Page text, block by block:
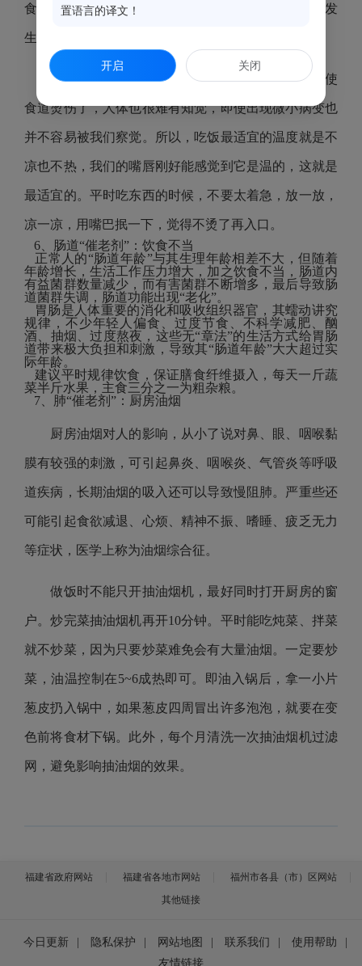
食管黏膜并使之出现炎症、坏死，长期下去就有可能发
生癌变。
食道、胃等消化器官的人体“感受度”比较差，即使
食道烫伤了，人体也很难有知觉，即使出现微小病变也
并不容易被我们察觉。所以，吃饭最适宜的温度就是不
凉也不热，我们的嘴唇刚好能感觉到它是温的，这就是
最适宜的。平时吃东西的时候，不要太着急，放一放，
凉一凉，用嘴巴抿一下，觉得不烫了再入口。
6、肠道“催老剂”：饮食不当
正常人的“肠道年龄”与其生理年龄相差不大，但随着
年龄增长，生活工作压力增大，加之饮食不当，肠道内
有益菌群数量减少，而有害菌群不断增多，最后导致肠
道菌群失调，肠道功能出现“老化”。
胃肠是人体重要的消化和吸收组织器官，其蠕动讲究
规律，不少年轻人偏食、过度节食、不科学减肥、酗
酒、抽烟、过度熬夜，这些无“章法”的生活方式给胃肠
道带来极大负担和刺激，导致其“肠道年龄”大大超过实
际年龄。
建议平时规律饮食，保证膳食纤维摄入，每天一斤蔬
菜半斤水果，主食三分之一为粗杂粮。
7、肺“催老剂”：厨房油烟
厨房油烟对人的影响，从小了说对鼻、眼、咽喉黏
膜有较强的刺激，可引起鼻炎、咽喉炎、气管炎等呼吸
道疾病，长期油烟的吸入还可以导致慢阻肺。严重些还
可能引起食欲减退、心烦、精神不振、嗜睡、疲乏无力
等症状，医学上称为油烟综合征。
做饭时不能只开抽油烟机，最好同时打开厨房的窗
户。炒完菜抽油烟机再开10分钟。平时能吃炖菜、拌菜
就不炒菜，因为只要炒菜难免会有大量油烟。一定要炒
菜，油温控制在5~6成热即可。即油入锅后，拿一小片
葱皮扔入锅中，如果葱皮四周冒出许多泡泡，就要在变
色前将食材下锅。此外，每个月清洗一次抽油烟机过滤
网，避免影响抽油烟的效果。
福建省政府网站 福建省各地市网站
福州市各县（市）区网站
其他链接
今日更新 隐私保护 网站地图 联系我们 使用帮助
友情链接
置语言的译文！
开启 关闭